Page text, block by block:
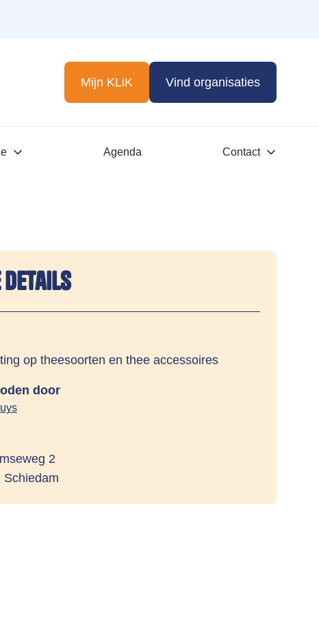
Mijn KLiK Vind organisaties
Agenda Contact
details
op theesoorten en thee accessoires
door
2
Schiedam